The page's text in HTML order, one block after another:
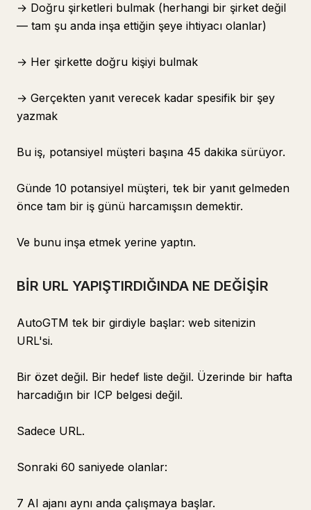
→ Doğru şirketleri bulmak (herhangi bir şirket değil
— tam şu anda inşa ettiğin şeye ihtiyacı olanlar)
→ Her şirkette doğru kişiyi bulmak
→ Gerçekten yanıt verecek kadar spesifik bir şey
yazmak
Bu iş, potansiyel müşteri başına 45 dakika sürüyor.
Günde 10 potansiyel müşteri, tek bir yanıt gelmeden
önce tam bir iş günü harcamışsın demektir.
Ve bunu inşa etmek yerine yaptın.
BİR URL YAPIŞTIRDIĞINDA NE DEĞİŞİR
AutoGTM tek bir girdiyle başlar: web sitenizin
URL'si.
Bir özet değil. Bir hedef liste değil. Üzerinde bir hafta
harcadığın bir ICP belgesi değil.
Sadece URL.
Sonraki 60 saniyede olanlar:
7 AI ajanı aynı anda çalışmaya başlar.